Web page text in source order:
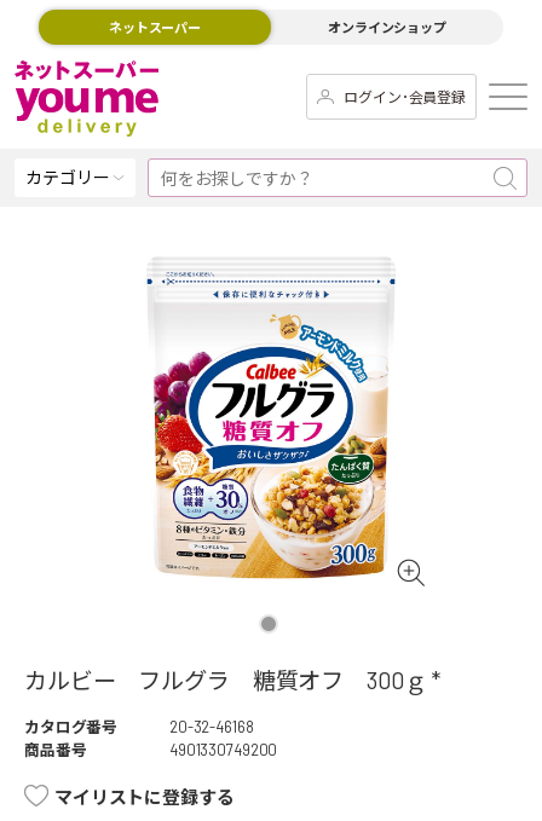
ネットスーパー オンラインショップ
ログイン･会員登録
カテゴリー
カルビー フルグラ 糖質オフ 300ｇ *
カタログ番号
20-32-46168
商品番号
4901330749200
マイリストに登録する